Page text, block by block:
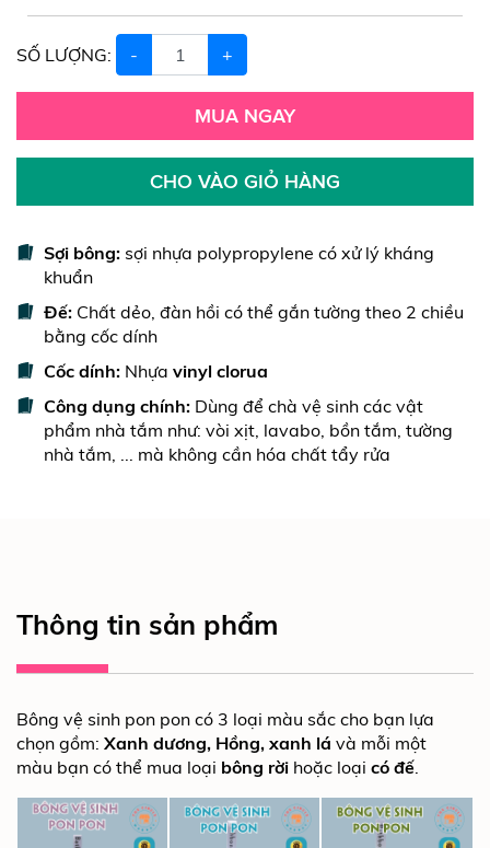
SỐ LƯỢNG: - +
MUA NGAY
CHO VÀO GIỎ HÀNG
Sợi bông: sợi nhựa polypropylene có xử lý kháng
khuẩn
Đế: Chất dẻo, đàn hồi có thể gắn tường theo 2 chiều
bằng cốc dính
Cốc dính: Nhựa vinyl clorua
Công dụng chính: Dùng để chà vệ sinh các vật
phẩm nhà tắm như: vòi xịt, lavabo, bồn tắm, tường
nhà tắm, ... mà không cần hóa chất tẩy rửa
Thông tin sản phẩm
Bông vệ sinh pon pon có 3 loại màu sắc cho bạn lựa
chọn gồm: Xanh dương, Hồng, xanh lá và mỗi một
màu bạn có thể mua loại bông rời hoặc loại có đế